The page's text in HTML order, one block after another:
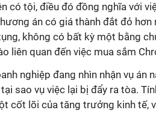
có tội, điều đó đồng nghĩa với
án có giá thành đắt đỏ hơn
không có bất kỳ một bằng
liên quan đến việc mua sắm
nghiệp đang nhìn nhận vụ án
sao vụ việc lại bị đẩy ra tòa.
cốt lõi của tăng trưởng kinh tế,